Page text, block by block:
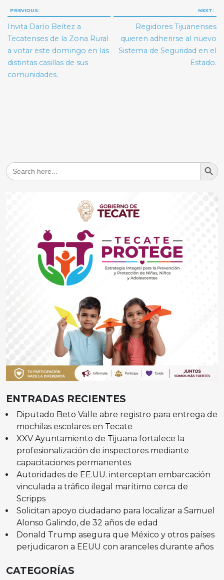
Navegación
de
entradas
PREVIOUS:
Invita Darío Beítez a
Tecatenses de la Zona Rural
a votar este domingo en las
distintas casillas de sus
comunidades.
NEXT:
Regidores Tijuanenses
quieren adherirse al nuevo
Sistema de Seguridad en el
Estado.
Search
for:
Search
ENTRADAS RECIENTES
Diputado Beto Valle abre registro para entrega de
mochilas escolares en Tecate
XXV Ayuntamiento de Tijuana fortalece la
profesionalización de inspectores mediante
capacitaciones permanentes
Autoridades de EE.UU. interceptan embarcación
vinculada a tráfico ilegal marítimo cerca de
Scripps
Solicitan apoyo ciudadano para localizar a Samuel
Alonso Galindo, de 32 años de edad
Donald Trump asegura que México y otros países
perjudicaron a EEUU con aranceles durante años
CATEGORÍAS